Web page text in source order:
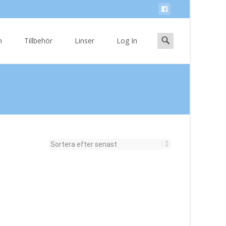
Tillbehör Linser Log In
Search
for: